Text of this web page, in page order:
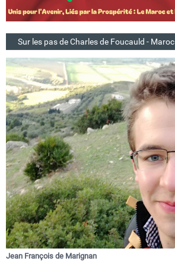
Sur les pas de Charles de Foucauld - Maroc
Jean François de Marignan